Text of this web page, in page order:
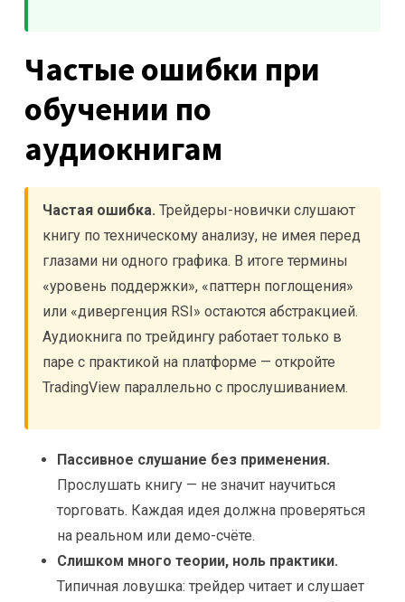
Частые ошибки при
обучении по
аудиокнигам
Частая ошибка. Трейдеры-новички слушают
книгу по техническому анализу, не имея перед
глазами ни одного графика. В итоге термины
«уровень поддержки», «паттерн поглощения»
или «дивергенция RSI» остаются абстракцией.
Аудиокнига по трейдингу работает только в
паре с практикой на платформе — откройте
TradingView параллельно с прослушиванием.
Пассивное слушание без применения.
Прослушать книгу — не значит научиться
торговать. Каждая идея должна проверяться
на реальном или демо-счёте.
Слишком много теории, ноль практики.
Типичная ловушка: трейдер читает и слушает